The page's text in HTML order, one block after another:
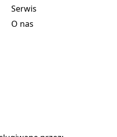
Serwis
O nas